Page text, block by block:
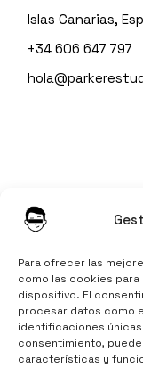
Para ofrecer las
como las cookies
dispositivo. El
procesar datos como
identificaciones
consentimiento,
características y
Islas Canarias,
+34 606 647 797
Instagram
LinkedIn
TikTok